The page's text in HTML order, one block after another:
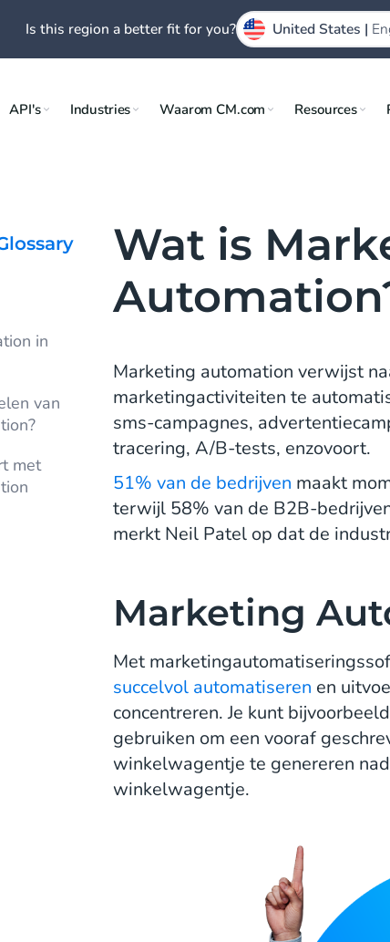
API's Industries Waarom CM.com Resources
in
van
met
Wat is
Marketing automation verwijst
marketingactiviteiten te
sms-campagnes,
tracering, A/B-tests, enzovoort.
51% van de bedrijven maakt
terwijl 58% van de B2B-
merkt Neil Patel op dat de
Marketing
Met
succelvol automatiseren en
concentreren. Je kunt
gebruiken om een vooraf
winkelwagentje te genereren
winkelwagentje.
Is this region a better fit for you? United States |